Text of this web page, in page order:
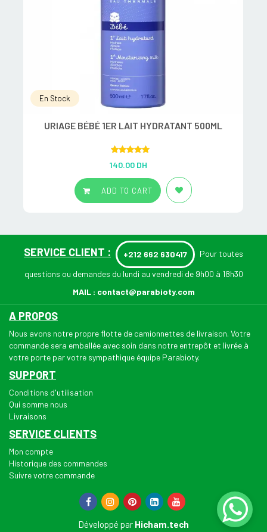
En Stock
URIAGE BÉBÉ 1ER LAIT HYDRATANT 500ML
out of 5
140.00 DH
ADD TO CART
SERVICE CLIENT : +212 662 630417 Pour toutes
questions ou demandes du lundi au vendredi de 9h00 à 18h30
MAIL : contact@parabioty.com
A PROPOS
Nous avons notre propre flotte de camionnettes de livraison. Votre
commande sera emballée avec soin dans notre entrepôt et livrée à
votre porte par votre sympathique équipe Parabioty.
SUPPORT
Conditions d'utilisation
Qui somme nous
Livraisons
SERVICE CLIENTS
Mon compte
Historique des commandes
Suivre votre commande
Développé par Hicham.tech